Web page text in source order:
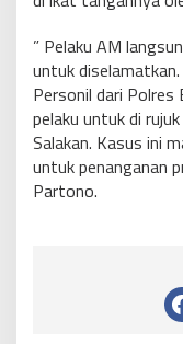
” Pelaku AM
untuk
Personil dari Polres
pelaku untuk di
Salakan. Kasus ini
untuk penanganan
Partono.